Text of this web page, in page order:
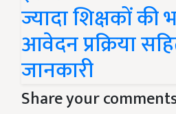
ज्यादा शिक्षकों की
आवेदन प्रक्रिया
जानकारी
Share your